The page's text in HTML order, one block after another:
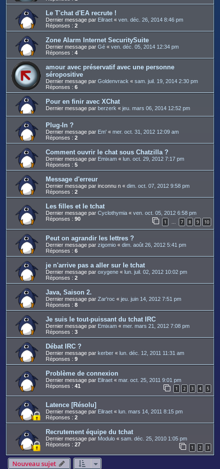
Le T'chat d'EA recrute !
Dernier message par Eilraet « ven. déc. 26, 2014 8:46 pm
Réponses : 2
Zone Alarm Internet SecuritySuite
Dernier message par Gé « ven. déc. 05, 2014 12:34 pm
Réponses : 4
amour avec préservatif avec une personne
séropositive
Dernier message par Goldenvrack « sam. juil. 19, 2014 2:30 pm
Réponses : 6
Pour en finir avec XChat
Dernier message par berzerk « jeu. mars 06, 2014 12:52 pm
Plug-In ?
Dernier message par Em' « mer. oct. 31, 2012 12:09 am
Réponses : 2
Comment ouvrir le chat sous Chatzilla ?
Dernier message par Emixam « lun. oct. 29, 2012 7:17 pm
Réponses : 5
Message d'erreur
Dernier message par inconnu n « dim. oct. 07, 2012 9:58 pm
Réponses : 2
Les filles et le tchat
Dernier message par Cyclothymia « ven. oct. 05, 2012 6:58 pm
Réponses : 90 1 7 8 9 10
Peut on agrandir les lettres ?
Dernier message par zigomio « dim. août 26, 2012 5:41 pm
Réponses : 6
je n'arrive pas a aller sur le tchat
Dernier message par oxygene « lun. juil. 02, 2012 10:02 pm
Réponses : 2
Java, Saison 2.
Dernier message par Zar'roc « jeu. juin 14, 2012 7:51 pm
Réponses : 8
Je suis le tout-puissant du tchat IRC
Dernier message par Emixam « mer. mars 21, 2012 7:08 pm
Réponses : 3
Débat IRC ?
Dernier message par kerber « lun. déc. 12, 2011 11:31 am
Réponses : 9
Problème de connexion
Dernier message par Eilraet « mar. oct. 25, 2011 9:01 pm
Réponses : 41 1 2 3 4 5
Latence [Résolu]
Dernier message par Eilraet « lun. mars 14, 2011 8:15 pm
Réponses : 2
Recrutement équipe du tchat
Dernier message par Modulo « sam. déc. 25, 2010 1:05 pm
Réponses : 27 1 2 3
Nouveau sujet